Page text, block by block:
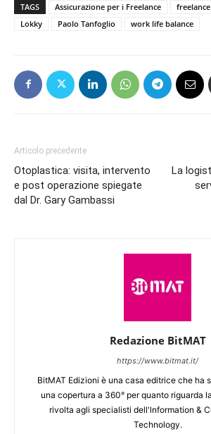
TAGS Assicurazione per i Freelance freelance
Lokky
Paolo Tanfoglio work life balance
Articolo precedente
Otoplastica: visita, intervento
e post operazione spiegate
dal Dr. Gary Gambassi
La
Redazione BitMAT
https://www.bitmat.it/
BitMAT Edizioni è una casa editrice che ha
una copertura a 360° per quanto riguarda
rivolta agli specialisti dell'lnformation &
Technology.